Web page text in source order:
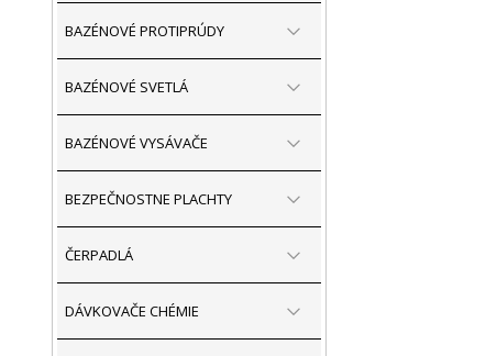
BAZÉNOVÉ PROTIPRÚDY
BAZÉNOVÉ SVETLÁ
BAZÉNOVÉ VYSÁVAČE
BEZPEČNOSTNE PLACHTY
ČERPADLÁ
DÁVKOVAČE CHÉMIE